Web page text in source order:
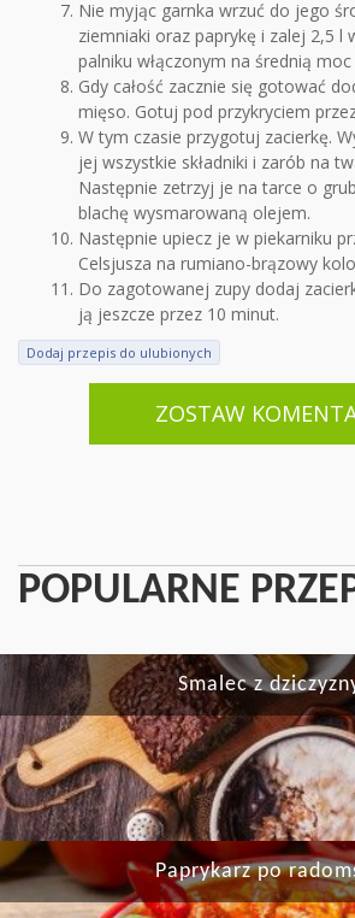
Nie myjąc garnka wrzuć do jego
ziemniaki oraz paprykę i zalej 2,5 l
palniku włączonym na średnią
Gdy całość zacznie się gotować
mięso. Gotuj pod przykryciem
W tym czasie przygotuj zacierkę.
jej wszystkie składniki i zarób na
Następnie zetrzyj je na tarce o
blachę wysmarowaną olejem.
Następnie upiecz je w piekarniku
Celsjusza na rumiano-brązowy
Do zagotowanej zupy dodaj
ją jeszcze przez 10 minut.
Dodaj przepis do ulubionych
ZOSTAW
POPULARNE
Smalec z
Paprykarz po